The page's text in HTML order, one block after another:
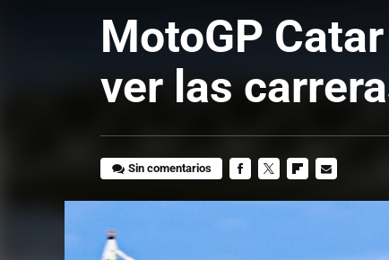
MotoGP
ver las
Sin comentarios